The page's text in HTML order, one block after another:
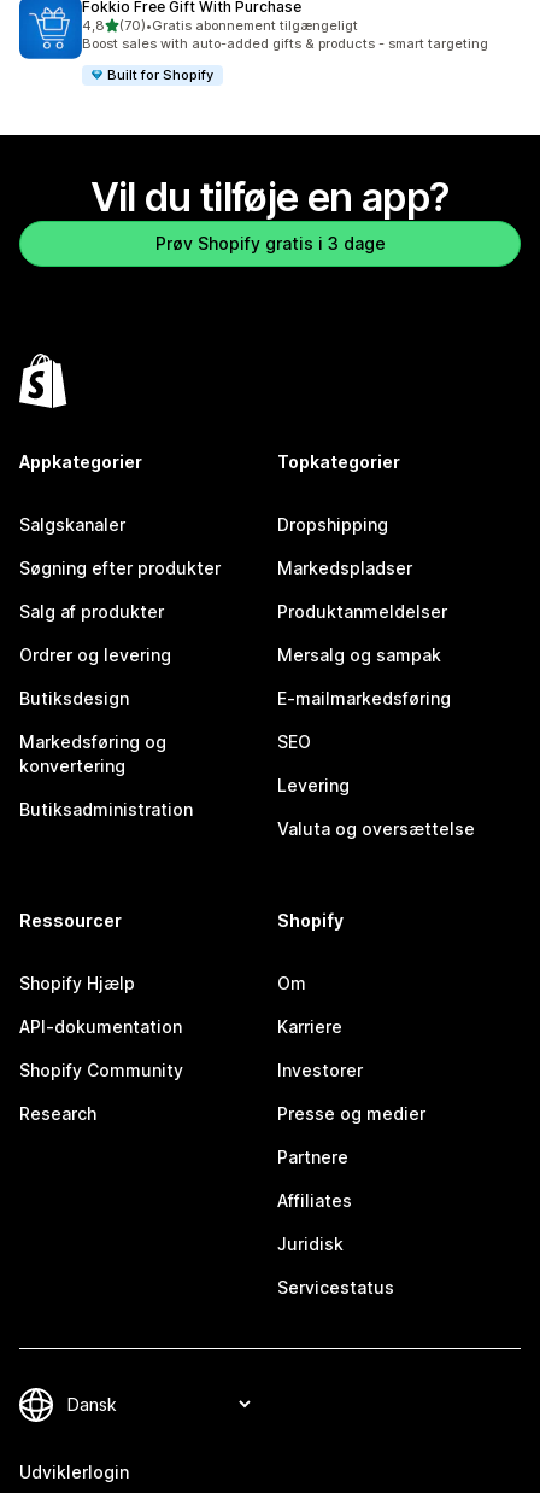
Fokkio Free Gift With Purchase
4,8ud af 5 stjerner
(70)
70 anmeldelser i alt
•Gratis abonnement tilgængeligt
Boost sales with auto-added gifts & products - smart targeting
Built for Shopify
Vil du tilføje en app?
Prøv Shopify gratis i 3 dage
Appkategorier
Salgskanaler
Søgning efter produkter
Salg af produkter
Ordrer og levering
Butiksdesign
Markedsføring og
konvertering
Butiksadministration
Topkategorier
Dropshipping
Markedspladser
Produktanmeldelser
Mersalg og sampak
E-mailmarkedsføring
SEO
Levering
Valuta og oversættelse
Ressourcer
Shopify Hjælp
API-dokumentation
Shopify Community
Research
Shopify
Om
Karriere
Investorer
Presse og medier
Partnere
Affiliates
Juridisk
Servicestatus
Udviklerlogin